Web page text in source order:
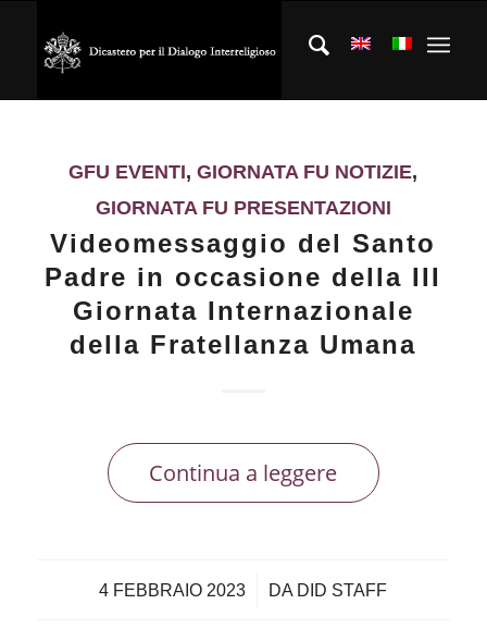
GFU EVENTI,GIORNATA FU NOTIZIE,
GIORNATA FU PRESENTAZIONI
Videomessaggio del Santo
Padre in occasione della III
Giornata Internazionale
della Fratellanza Umana
Continua a leggere
4 FEBBRAIO 2023
/ DA DID STAFF